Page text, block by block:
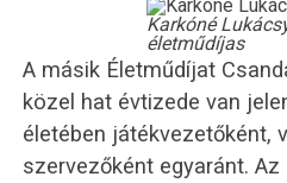
Karkóné
életműdíjas
A másik Életműdíjat
közel hat évtizede van
életében játékvezetőként,
szervezőként egyaránt. Az